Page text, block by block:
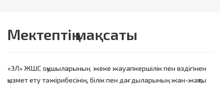
Мектептің мақсаты
«ЭЛ» ЖШС оқушыларының жеке жауапкершілік пен өздігінен
қызмет ету тәжірибесінің, білік пен дағдыларының жан-жақты